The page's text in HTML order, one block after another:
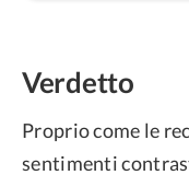
Verdetto
Proprio come le
sentimenti